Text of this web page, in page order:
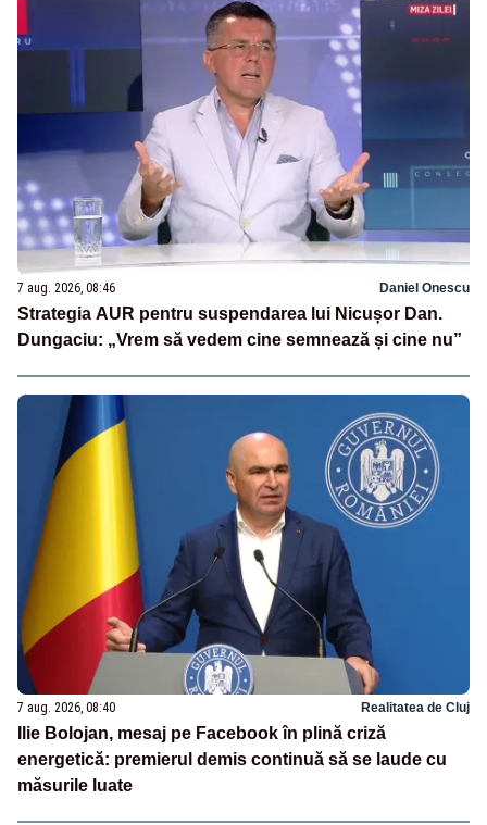
7 aug. 2026, 08:46 Daniel Onescu
Strategia AUR pentru suspendarea lui Nicușor Dan.
Dungaciu: „Vrem să vedem cine semnează și cine nu”
7 aug. 2026, 08:40 Realitatea de Cluj
Ilie Bolojan, mesaj pe Facebook în plină criză
energetică: premierul demis continuă să se laude cu
măsurile luate